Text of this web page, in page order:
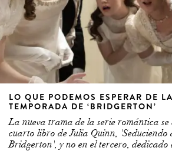
LO QUE PODEMOS ESPERAR DE
TEMPORADA DE ‘BRIDGERTON’
La nueva trama de la serie romántica se
cuarto libro de Julia Quinn, 'Seduciendo
Bridgerton', y no en el tercero, dedicado